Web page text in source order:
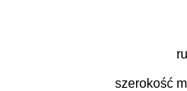
szerokość